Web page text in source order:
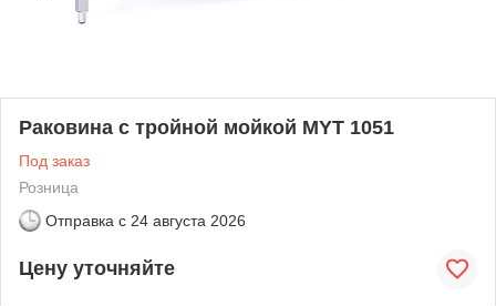
Раковина с тройной мойкой MYT 1051
Под заказ
Розница
Отправка с 24 августа 2026
Цену уточняйте